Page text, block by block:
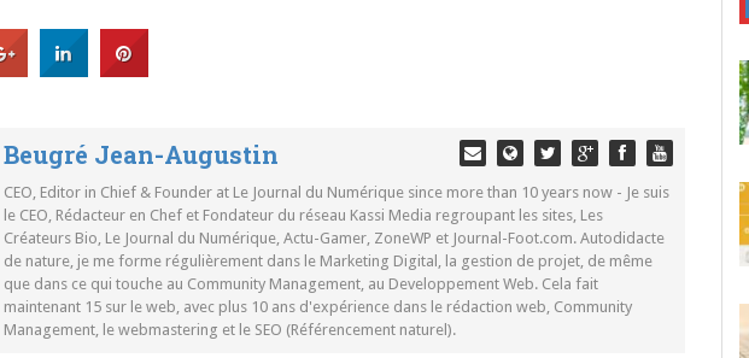
Beugré Jean-Augustin
CEO, Editor in Chief & Founder at Le Journal du Numérique since more than 10 years now - Je suis
le CEO, Rédacteur en Chef et Fondateur du réseau Kassi Media regroupant les sites, Les
Créateurs Bio, Le Journal du Numérique, Actu-Gamer, ZoneWP et Journal-Foot.com. Autodidacte
de nature, je me forme régulièrement dans le Marketing Digital, la gestion de projet, de même
que dans ce qui touche au Community Management, au Developpement Web. Cela fait
maintenant 15 sur le web, avec plus 10 ans d'expérience dans le rédaction web, Community
Management, le webmastering et le SEO (Référencement naturel).